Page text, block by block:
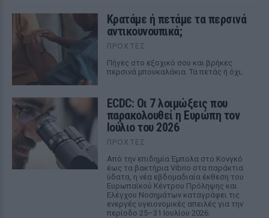
Κρατάμε ή πετάμε τα περσινά
αντικουνουπικά;
ΠΡΟΧΤΈΣ
Πήγες στο εξοχικό σου και βρήκες
περσινά μπουκαλάκια. Τα πετάς ή όχι;
ECDC: Οι 7 λοιμώξεις που
παρακολουθεί η Ευρώπη τον
Ιούλιο του 2026
ΠΡΟΧΤΈΣ
Από την επιδημία Έμπολα στο Κονγκό
έως τα βακτήρια Vibrio στα παράκτια
ύδατα, η νέα εβδομαδιαία έκθεση του
Ευρωπαϊκού Κέντρου Πρόληψης και
Ελέγχου Νοσημάτων καταγράφει τις
ενεργές υγειονομικές απειλές για την
περίοδο 25–31 Ιουλίου 2026.